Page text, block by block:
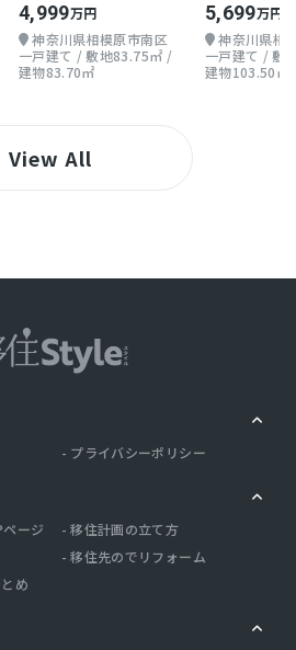
4,999万円
神奈川県相模原市南区
一戸建て / 敷地83.75㎡ /
建物83.70㎡
5,699万円
神奈川県相
一戸建て / 敷
建物103.50㎡
View All
プライバシーポリシー
ージ
移住計画の立て方
移住先のでリフォーム
め